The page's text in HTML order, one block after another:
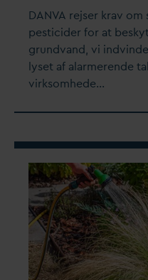
DANVA rejser krav
pesticider for at
grundvand, vi
lyset af alarmerende
virksomhede…